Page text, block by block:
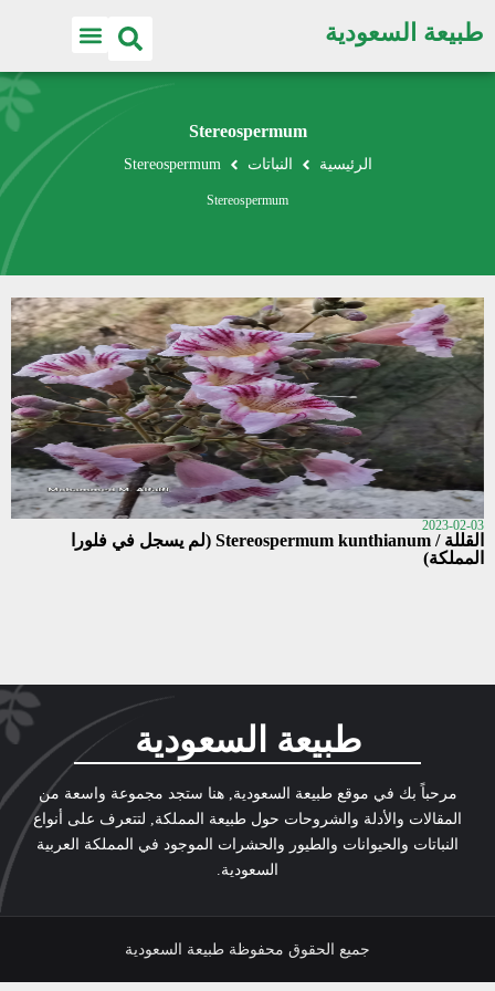
طبيعة السعودية
Stereospermum
الرئيسية النباتات Stereospermum
Stereospermum
2023-02-03
القللة / Stereospermum kunthianum (لم يسجل في فلورا
المملكة)
طبيعة السعودية
مرحباً بك في موقع طبيعة السعودية, هنا ستجد مجموعة واسعة من
المقالات والأدلة والشروحات حول طبيعة المملكة, لتتعرف على أنواع
النباتات والحيوانات والطيور والحشرات الموجود في المملكة العربية
السعودية.
جميع الحقوق محفوظة طبيعة السعودية